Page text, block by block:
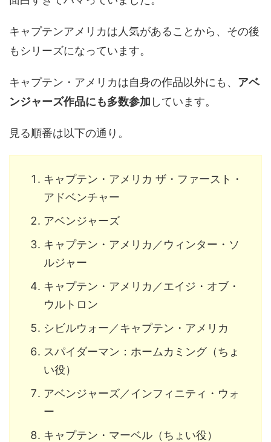
キャプテンアメリカは人気があることから、その後
もシリーズになっています。
キャプテン・アメリカは自身の作品以外にも、 アベ
ンジャーズ作品にも多数参加 しています。
見る順番は以下の通り。
キャプテン・アメリカ ザ・ファースト・
アドベンチャー
アベンジャーズ
キャプテン・アメリカ／ウィンター・ソ
ルジャー
キャプテン・アメリカ／エイジ・オブ・
ウルトロン
シビルウォー／キャプテン・アメリカ
スパイダーマン：ホームカミング（ちょ
い役）
アベンジャーズ／インフィニティ・ウォ
ー
キャプテン・マーベル（ちょい役）